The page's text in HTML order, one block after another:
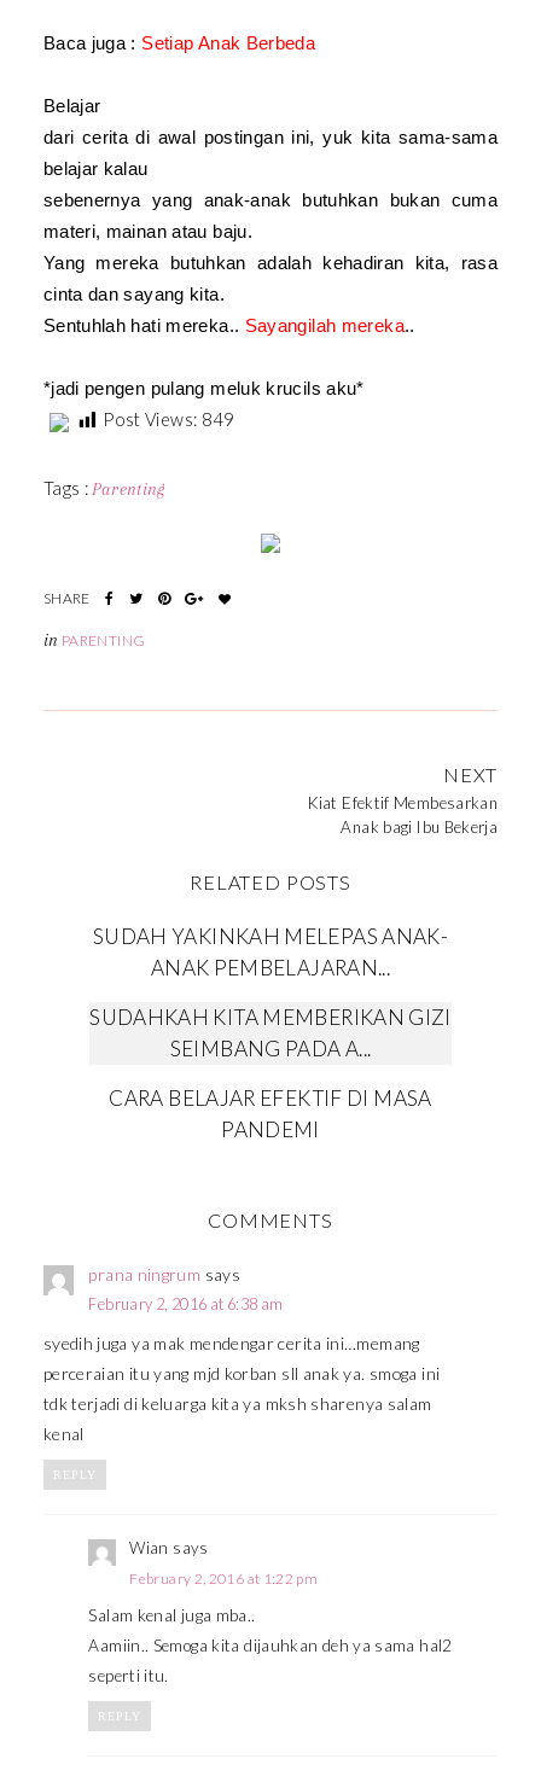
Baca juga : Setiap Anak Berbeda
Belajar
dari cerita di awal postingan ini, yuk kita sama-sama
belajar kalau
sebenernya yang anak-anak butuhkan bukan cuma
materi, mainan atau baju.
Yang mereka butuhkan adalah kehadiran kita, rasa
cinta dan sayang kita.
Sentuhlah hati mereka.. Sayangilah mereka..
*jadi pengen pulang meluk krucils aku*
Post Views: 849
Tags : Parenting
in PARENTING
NEXT
Kiat Efektif Membesarkan
Anak bagi Ibu Bekerja
RELATED POSTS
SUDAH YAKINKAH MELEPAS ANAK-
ANAK PEMBELAJARAN...
SUDAHKAH KITA MEMBERIKAN GIZI
SEIMBANG PADA A...
CARA BELAJAR EFEKTIF DI MASA
PANDEMI
COMMENTS
prana ningrum says
February 2, 2016 at 6:38 am
syedih juga ya mak mendengar cerita ini…memang
perceraian itu yang mjd korban sll anak ya. smoga ini
tdk terjadi di keluarga kita ya mksh sharenya salam
kenal
REPLY
Wian says
February 2, 2016 at 1:22 pm
Salam kenal juga mba..
Aamiin.. Semoga kita dijauhkan deh ya sama hal2
seperti itu.
REPLY